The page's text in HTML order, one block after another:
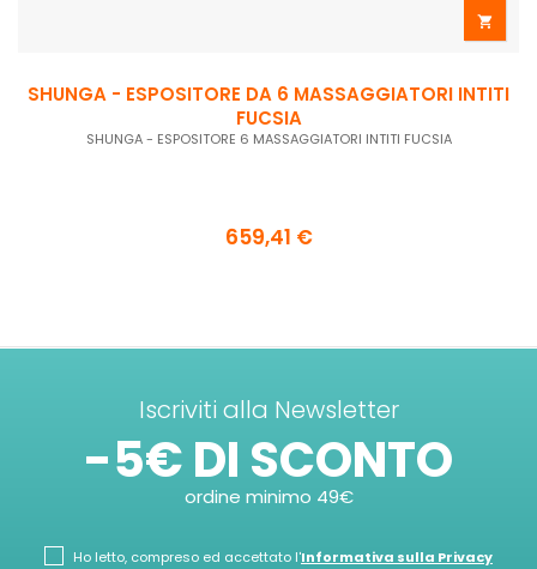

SHUNGA - ESPOSITORE DA 6 MASSAGGIATORI INTITI
FUCSIA
SHUNGA - ESPOSITORE 6 MASSAGGIATORI INTITI FUCSIA
659,41 €
Iscriviti alla Newsletter
-5€ DI SCONTO
ordine minimo 49€
Ho letto, compreso ed accettato l'Informativa sulla Privacy